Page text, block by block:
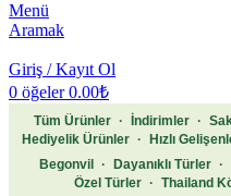
Menü
Aramak
Giriş / Kayıt Ol
0 öğeler 0.00₺
Tüm Ürünler · İndirimler ·
Hediyelik Ürünler
· Hızlı
Begonvil
· Dayanıklı Türler ·
Özel Türler
· Thailand